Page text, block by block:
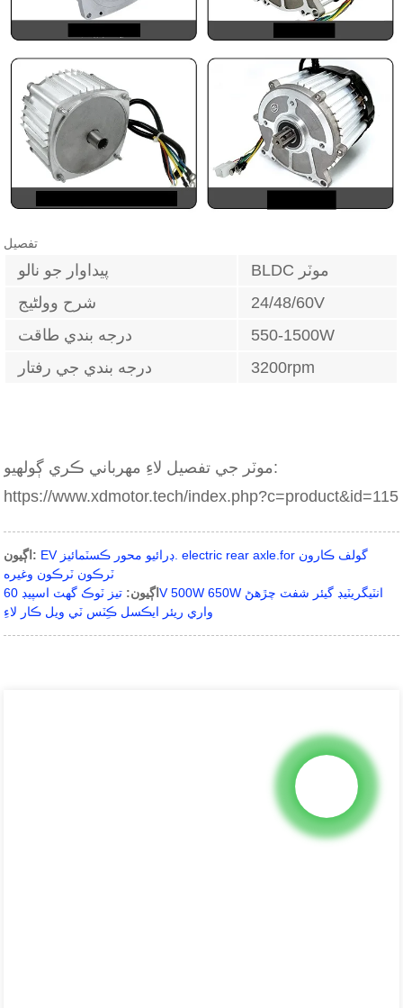
تفصيل
پيداوار جو نالو
BLDC موٽر
شرح وولٹیج
24/48/60V
درجه بندي طاقت
550-1500W
درجه بندي جي رفتار
3200rpm
موٽر جي تفصيل لاءِ مهرباني ڪري ڳولهيو:
https://www.xdmotor.tech/index.php?c=product&id=115
اڳيون: EV ڊرائيو محور ڪسٽمائيز. electric rear axle.for گولف ڪارون
ٽرڪون ٽرڪون وغيره
اڳيون:
تيز ٽوڪ گھٽ اسپيڊ 60V 500W 650W انٽيگريٽيڊ گيئر شفٽ چڙهڻ
واري ريئر ايڪسل ڪِٽس ٽي ويل ڪار لاءِ